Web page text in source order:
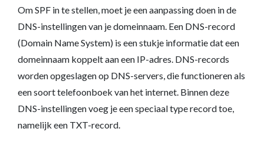
Om SPF in te stellen, moet je een aanpassing doen in de
DNS-instellingen van je domeinnaam. Een DNS-record
(Domain Name System) is een stukje informatie dat een
domeinnaam koppelt aan een IP-adres. DNS-records
worden opgeslagen op DNS-servers, die functioneren als
een soort telefoonboek van het internet. Binnen deze
DNS-instellingen voeg je een speciaal type record toe,
namelijk een TXT-record.